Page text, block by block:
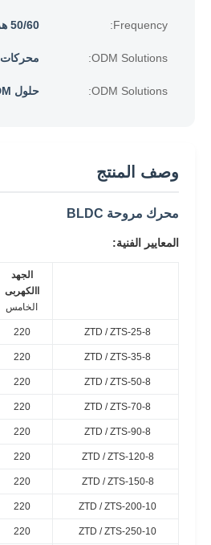
Frequency: 50/60 هرتز
ODM Solutions: محركات AC و EC مخصصة
ODM Solutions: حلول ODM: محركات AC و EC مخصصة
وصف المنتج
محرك مروحة BLDC
المعايير الفنية:
الجهد
االكهربى
الخامس
ZTD / ZTS-25-8
220
ZTD / ZTS-35-8
220
ZTD / ZTS-50-8
220
ZTD / ZTS-70-8
220
ZTD / ZTS-90-8
220
ZTD / ZTS-120-8
220
ZTD / ZTS-150-8
220
ZTD / ZTS-200-10
220
ZTD / ZTS-250-10
220